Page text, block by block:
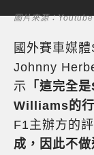
圖片來源：Youtube
國外賽車媒
Johnny
示 「這完全
Williams的行
F1主辦方的
成，因此不做